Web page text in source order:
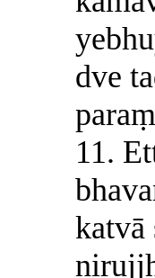
dve
11.
katvā